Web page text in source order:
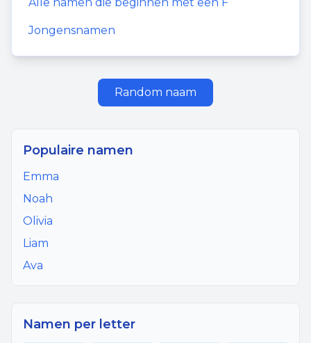
Jongensnamen
Random naam
Populaire namen
Emma
Noah
Olivia
Liam
Ava
Namen per letter